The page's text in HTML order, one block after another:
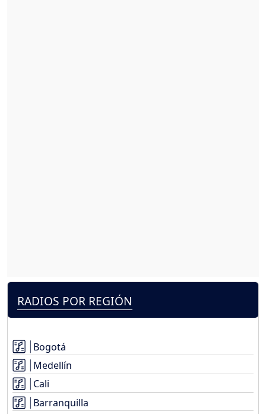
RADIOS POR REGIÓN
Bogotá
Medellín
Cali
Barranquilla